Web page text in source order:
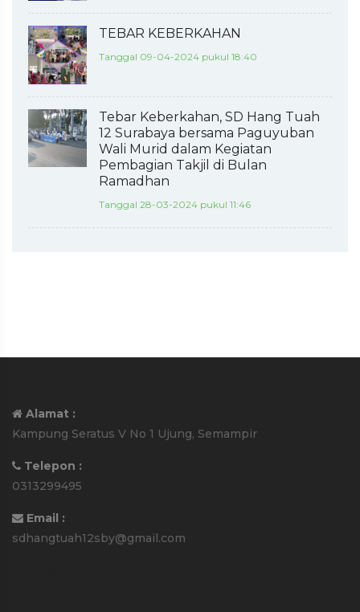
TEBAR KEBERKAHAN
Tanggal 09-04-2024 pukul 18:40
Tebar Keberkahan, SD Hang Tuah
12 Surabaya bersama Paguyuban
Wali Murid dalam Kegiatan
Pembagian Takjil di Bulan
Ramadhan
Tanggal 28-03-2024 pukul 11:46
Alamat :
Kampung Seratus V No 1 Ujung, Semampir
Telepon :
0313299495
Email :
sdhangtuah12sby@gmail.com